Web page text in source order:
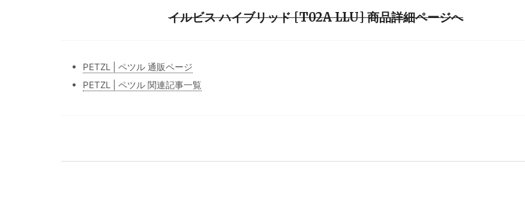
イルビス ハイブリッド [T02A LLU] 商品詳細ページへ
PETZL | ペツル 通販ページ
PETZL | ペツル 関連記事一覧